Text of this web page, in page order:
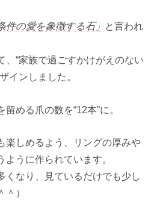
件の愛を象徴する石」 と言われ
、“家族で過ごすかけがえのない
インしました。
める爪の数を“12本”に。
楽しめるよう、リングの厚みや
うに作られています。
くなり、見ているだけでも少し
）